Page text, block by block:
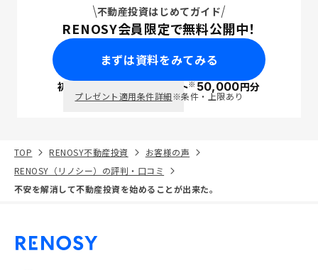
不動産投資はじめてガイド
RENOSY会員限定で無料公開中！
まずは資料をみてみる
初回面談で ポイント※50,000円分
プレゼント適用条件詳細※条件・上限あり
TOP RENOSY不動産投資
お客様の声
RENOSY（リノシー）の評判・口コミ
不安を解消して不動産投資を始めることが出来た。